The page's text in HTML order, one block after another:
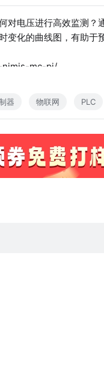
对电压进行高效监测
化的曲线图，有助于
nimis-mc-pi/
器 物联网 PLC